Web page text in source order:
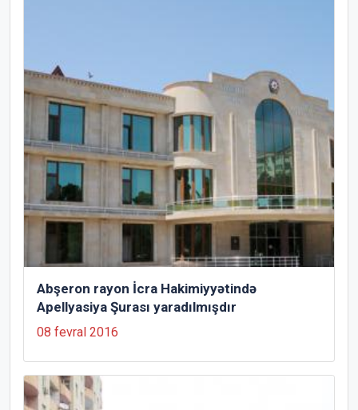
Abşeron rayon İcra Hakimiyyətində
Apellyasiya Şurası yaradılmışdır
08 fevral 2016